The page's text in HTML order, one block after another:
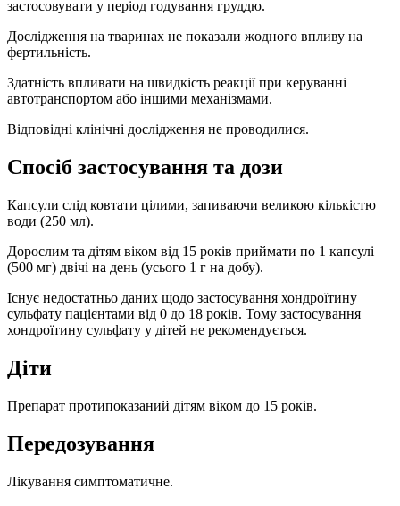
застосовувати у період годування груддю.
Дослідження на тваринах не показали жодного впливу на
фертильність.
Здатність впливати на швидкість реакції при керуванні
автотранспортом або іншими механізмами.
Відповідні клінічні дослідження не проводилися.
Спосіб застосування та дози
Капсули слід ковтати цілими, запиваючи великою кількістю
води (250 мл).
Дорослим та дітям віком від 15 років приймати по 1 капсулі
(500 мг) двічі на день (усього 1 г на добу).
Існує недостатньо даних щодо застосування хондроїтину
сульфату пацієнтами від 0 до 18 років. Тому застосування
хондроїтину сульфату у дітей не рекомендується.
Діти
Препарат протипоказаний дітям віком до 15 років.
Передозування
Лікування симптоматичне.